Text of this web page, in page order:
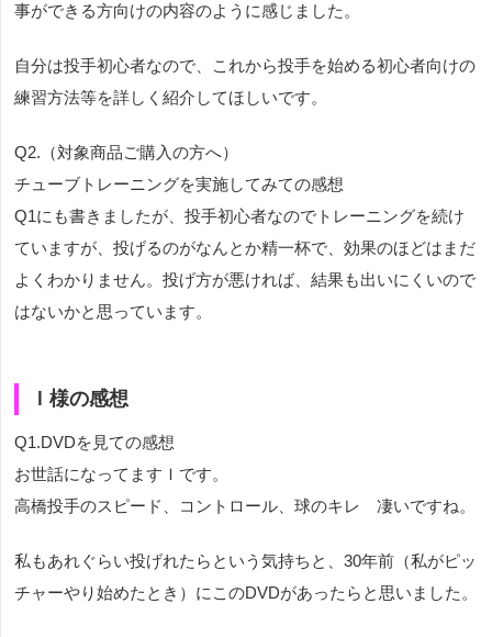
事ができる方向けの内容のように感じました。
自分は投手初心者なので、これから投手を始める初心者向けの
練習方法等を詳しく紹介してほしいです。
Q2.（対象商品ご購入の方へ）
チューブトレーニングを実施してみての感想
Q1にも書きましたが、投手初心者なのでトレーニングを続け
ていますが、投げるのがなんとか精一杯で、効果のほどはまだ
よくわかりません。投げ方が悪ければ、結果も出いにくいので
はないかと思っています。
Ｉ様の感想
Q1.DVDを見ての感想
お世話になってますＩです。
高橋投手のスピード、コントロール、球のキレ 凄いですね。
私もあれぐらい投げれたらという気持ちと、30年前（私がピッ
チャーやり始めたとき）にこのDVDがあったらと思いました。